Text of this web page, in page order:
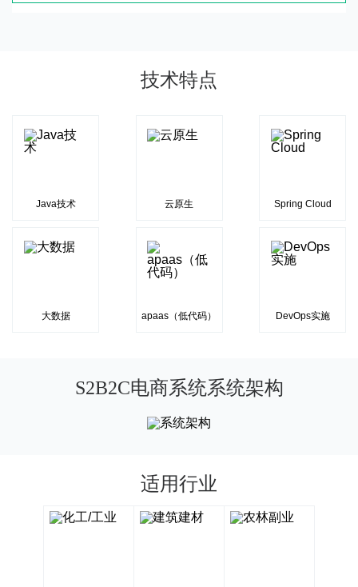
技术特点
Java技术 云原生 Spring Cloud
大数据 apaas（低代码） DevOps实施
S2B2C电商系统系统架构
适用行业